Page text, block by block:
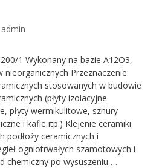
admin
1 Wykonany na bazie A12O3,
nieorganicznych Przeznaczenie:
stosowanych w budowie
(płyty izolacyjne
płyty wermikulitowe, sznury
i kafle itp.) Klejenie ceramiki
podłoży ceramicznych i
ogniotrwałych szamotowych i
chemiczny po wysuszeniu …